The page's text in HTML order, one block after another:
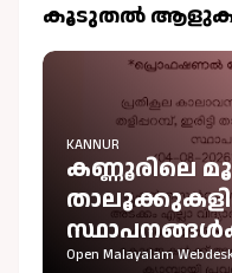
കൂടുതല്‍ ആളുകള്‍
KANNUR
കണ്ണൂരിലെ
പ്രഖ്യാപിച്ചു
Open Malayalam